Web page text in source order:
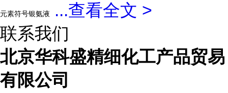
元素符号银氨液 ...查看全文 >
联系我们
北京华科盛精细化工产品贸易
有限公司